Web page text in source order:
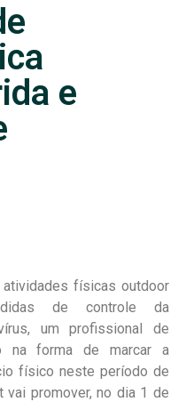
e
atividades físicas outdoor
de controle da
um profissional de
na forma de marcar a
físico neste período de
vai promover, no dia 1 de